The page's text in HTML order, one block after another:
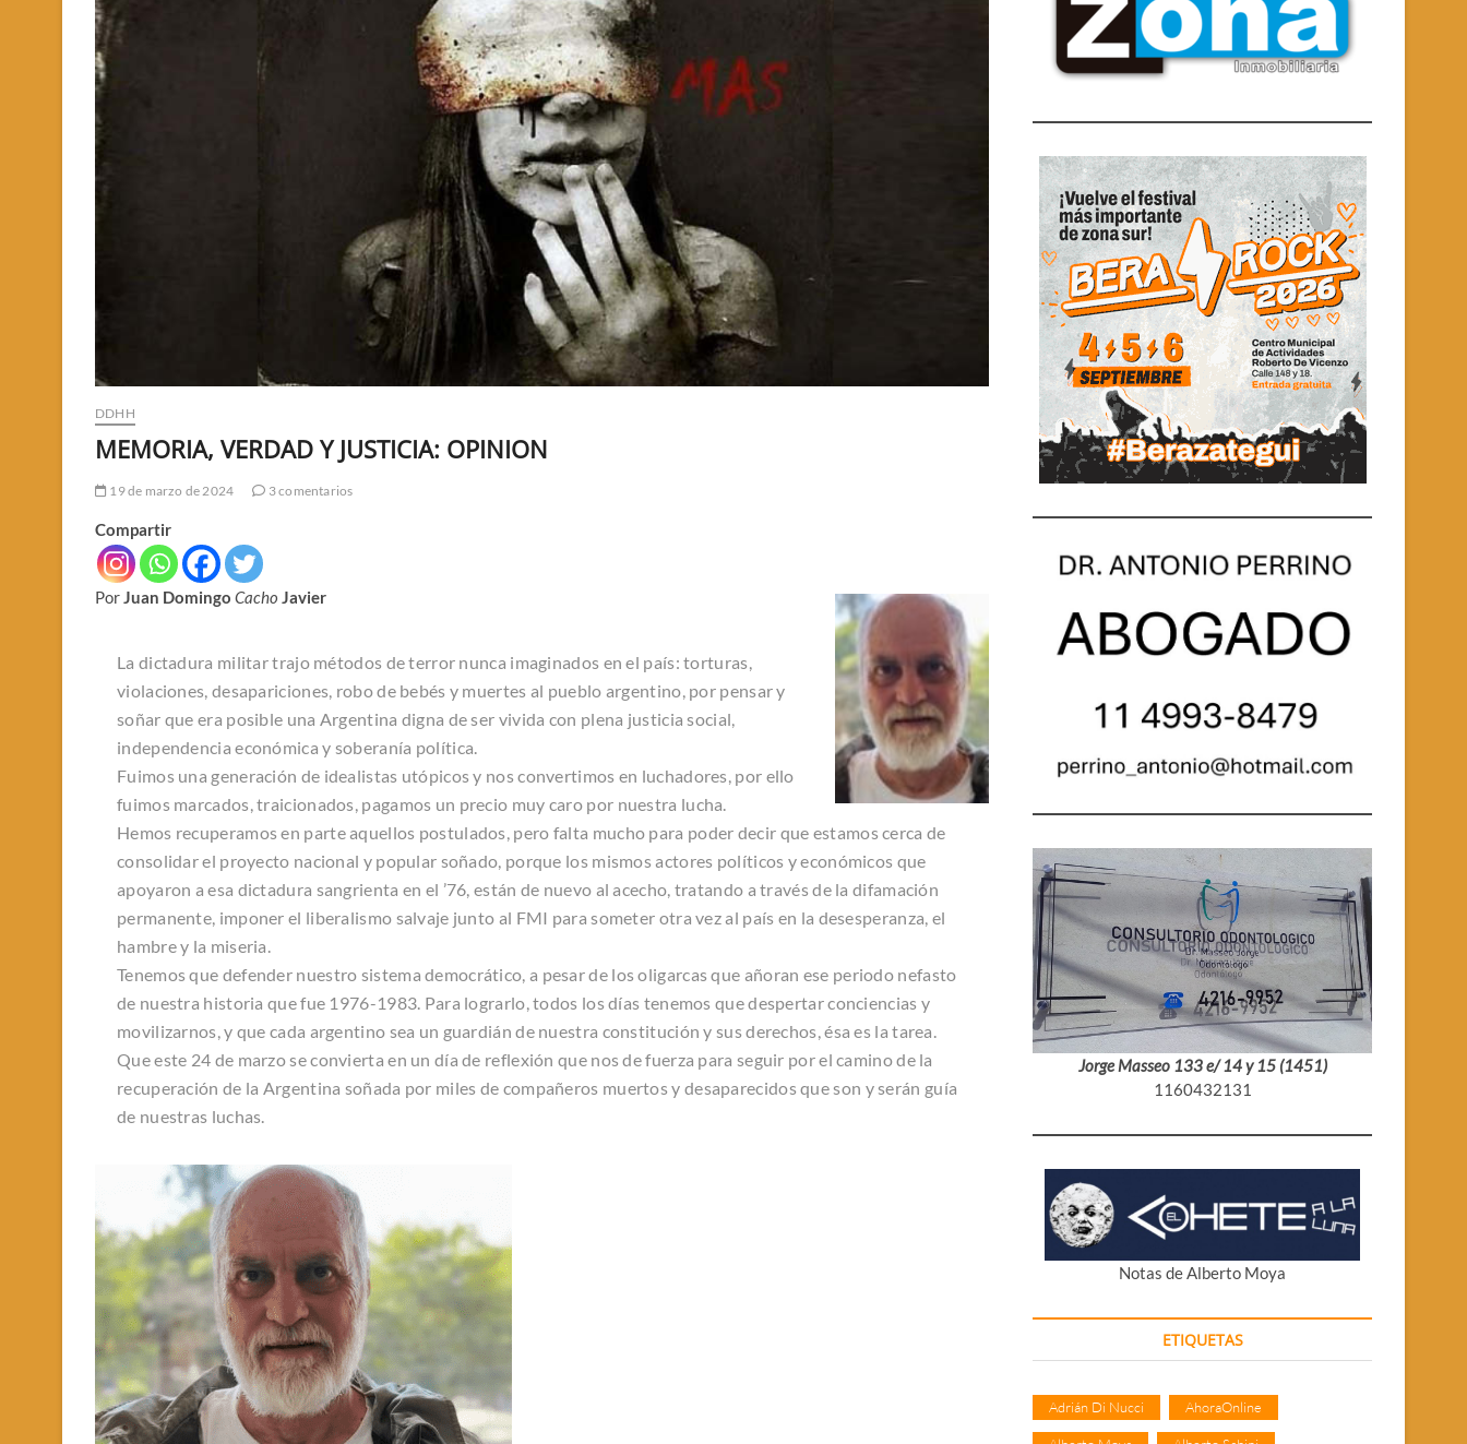
DDHH
MEMORIA, VERDAD Y JUSTICIA: OPINION
19 de marzo de 2024 3 comentarios
Compartir
PorJuan Domingo Cacho Javier
La dictadura militar trajo métodos de terror nunca imaginados en el país: torturas,
violaciones, desapariciones, robo de bebés y muertes al pueblo argentino, por pensar y
soñar que era posible una Argentina digna de ser vivida con plena justicia social,
independencia económica y soberanía política.
Fuimos una generación de idealistas utópicos y nos convertimos en luchadores, por ello
fuimos marcados, traicionados, pagamos un precio muy caro por nuestra lucha.
Hemos recuperamos en parte aquellos postulados, pero falta mucho para poder decir que estamos cerca de
consolidar el proyecto nacional y popular soñado, porque los mismos actores políticos y económicos que
apoyaron a esa dictadura sangrienta en el ’76, están de nuevo al acecho, tratando a través de la difamación
permanente, imponer el liberalismo salvaje junto al FMI para someter otra vez al país en la desesperanza, el
hambre y la miseria.
Tenemos que defender nuestro sistema democrático, a pesar de los oligarcas que añoran ese periodo nefasto
de nuestra historia que fue 1976-1983. Para lograrlo, todos los días tenemos que despertar conciencias y
movilizarnos, y que cada argentino sea un guardián de nuestra constitución y sus derechos, ésa es la tarea.
Que este 24 de marzo se convierta en un día de reflexión que nos de fuerza para seguir por el camino de la
recuperación de la Argentina soñada por miles de compañeros muertos y desaparecidos que son y serán guía
de nuestras luchas.
Jorge Masseo 133 e/ 14 y 15 (1451)
1160432131
Notas de Alberto Moya
ETIQUETAS
Adrián Di Nucci AhoraOnline